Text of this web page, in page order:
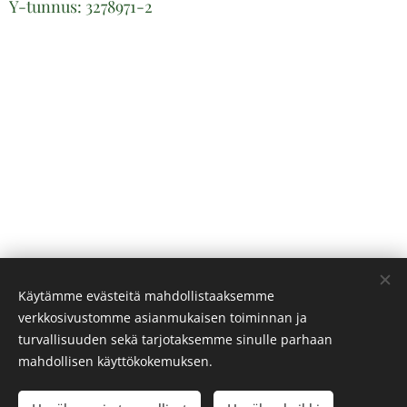
Y-tunnus: 3278971-2
Käytämme evästeitä mahdollistaaksemme
verkkosivustomme asianmukaisen toiminnan ja
turvallisuuden sekä tarjotaksemme sinulle parhaan
mahdollisen käyttökokemuksen.